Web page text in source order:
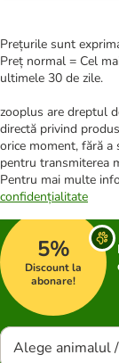
Prețurile sunt
Preț normal = Cel
ultimele 30 de zile.
zooplus are dreptul
directă privind
orice moment, fără
pentru transmiterea
Pentru mai multe
confidențialitate
5%
Discount la
abonare!
Alege animalul